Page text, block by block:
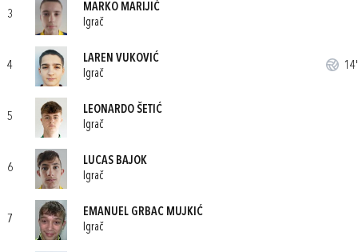
3
MARKO MARIJIĆ
Igrač
4
LAREN VUKOVIĆ
Igrač
14'
5
LEONARDO ŠETIĆ
Igrač
6
LUCAS BAJOK
Igrač
7
EMANUEL GRBAC MUJKIĆ
Igrač